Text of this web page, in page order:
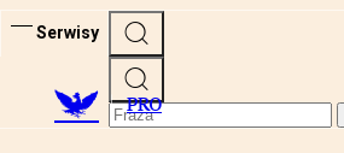
Serwisy
PRO